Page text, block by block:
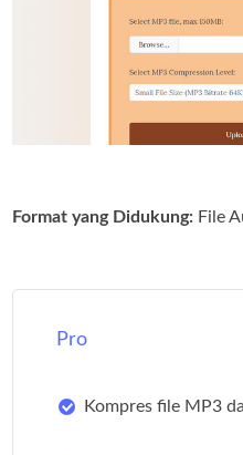
Format yang Didukung: File
Pro
Kompres file MP3